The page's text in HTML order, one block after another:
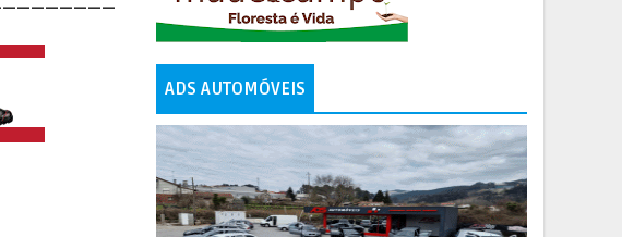
ADS AUTOMÓVEIS